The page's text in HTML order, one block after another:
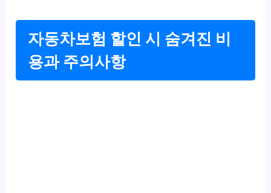
자동차보험 할인 시 숨겨진 비
용과 주의사항